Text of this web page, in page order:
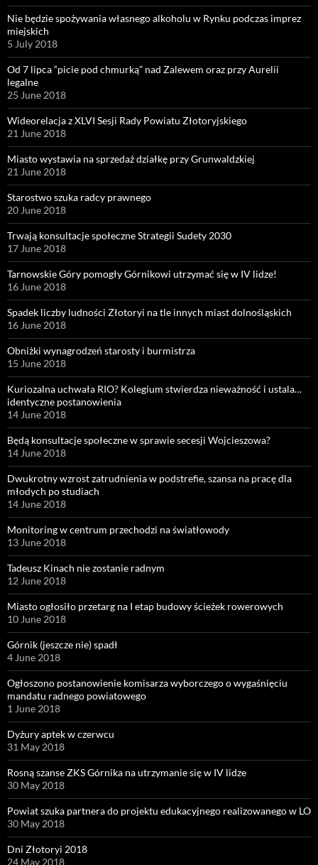
Nie będzie spożywania własnego alkoholu w Rynku podczas imprez
miejskich
5 July 2018
Od 7 lipca “picie pod chmurką” nad Zalewem oraz przy Aurelii
legalne
25 June 2018
Wideorelacja z XLVI Sesji Rady Powiatu Złotoryjskiego
21 June 2018
Miasto wystawia na sprzedaż działkę przy Grunwaldzkiej
21 June 2018
Starostwo szuka radcy prawnego
20 June 2018
Trwają konsultacje społeczne Strategii Sudety 2030
17 June 2018
Tarnowskie Góry pomogły Górnikowi utrzymać się w IV lidze!
16 June 2018
Spadek liczby ludności Złotoryi na tle innych miast dolnośląskich
16 June 2018
Obniżki wynagrodzeń starosty i burmistrza
15 June 2018
Kuriozalna uchwała RIO? Kolegium stwierdza nieważność i ustala…
identyczne postanowienia
14 June 2018
Będą konsultacje społeczne w sprawie secesji Wojcieszowa?
14 June 2018
Dwukrotny wzrost zatrudnienia w podstrefie, szansa na pracę dla
młodych po studiach
14 June 2018
Monitoring w centrum przechodzi na światłowody
13 June 2018
Tadeusz Kinach nie zostanie radnym
12 June 2018
Miasto ogłosiło przetarg na I etap budowy ścieżek rowerowych
10 June 2018
Górnik (jeszcze nie) spadł
4 June 2018
Ogłoszono postanowienie komisarza wyborczego o wygaśnięciu
mandatu radnego powiatowego
1 June 2018
Dyżury aptek w czerwcu
31 May 2018
Rosną szanse ZKS Górnika na utrzymanie się w IV lidze
30 May 2018
Powiat szuka partnera do projektu edukacyjnego realizowanego w LO
30 May 2018
Dni Złotoryi 2018
24 May 2018